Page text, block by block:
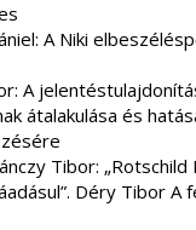
A Niki
A
átalakulása és
Tibor: „Rotschild
Déry Tibor A